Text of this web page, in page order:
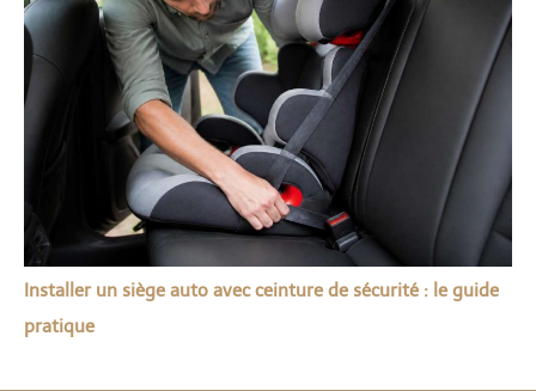
Installer un siège auto avec ceinture de sécurité : le guide
pratique